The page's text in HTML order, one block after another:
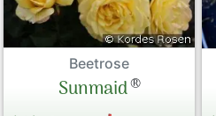
Beetrose
Sunmaid®